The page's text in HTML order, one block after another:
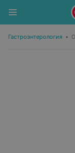
Гастроэнтерология •